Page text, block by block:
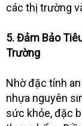
các thị trường
5. Đảm Bảo
Trường
Nhờ đặc tính
nhựa nguyên
sức khỏe, đặc